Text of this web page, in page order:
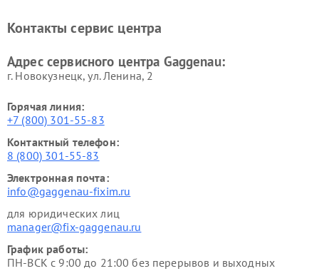
Контакты сервис центра
Адрес сервисного центра Gaggenau:
г. Новокузнецк, ул. Ленина, 2
Горячая линия:
+7 (800) 301-55-83
Контактный телефон:
8 (800) 301-55-83
Электронная почта:
info@gaggenau-fixim.ru
для юридических лиц
manager@fix-gaggenau.ru
График работы:
ПН-ВСК с 9:00 до 21:00 без перерывов и выходных